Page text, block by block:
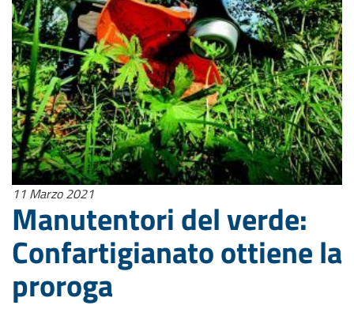
11 Marzo 2021
Manutentori del verde:
Confartigianato ottiene la
proroga